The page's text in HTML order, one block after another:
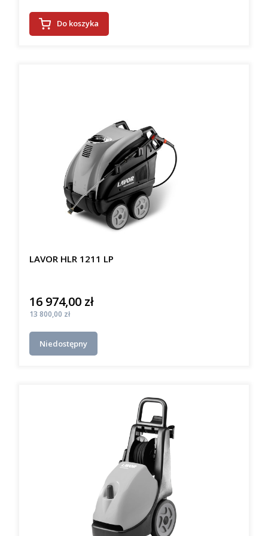
Do koszyka
LAVOR HLR 1211 LP
Cena
16 974,00 zł
Cena
13 800,00 zł
Niedostępny